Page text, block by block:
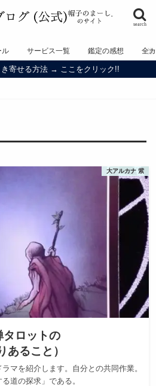
search
ル サービス一覧 鑑定の感想 全
寄せる方法 → ここをクリック!!
大アルカナ 紫
タロットの
ること）
マを紹介します。自分との共同作業。
道の探求」である。